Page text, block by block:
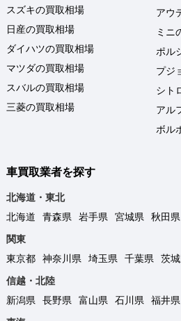
スズキの買取相場
日産の買取相場
ダイハツの買取相場
マツダの買取相場
スバルの買取相場
三菱の買取相場
アウ
ミニ
ポル
プジ
シト
アル
ボル
車買取業者を探す
北海道・東北
北海道
青森県 岩手県 宮城県 秋田県
関東
東京都
神奈川県 埼玉県 千葉県 茨
信越・北陸
新潟県
長野県 富山県 石川県
福井県